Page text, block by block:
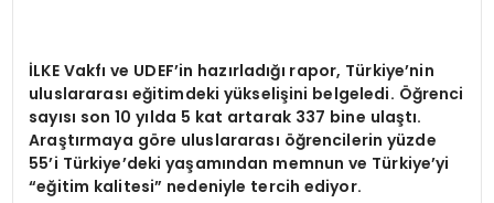
İLKE Vakfı ve UDEF’in hazırladığı rapor, Türkiye’nin
uluslararası eğitimdeki yükselişini belgeledi. Öğrenci
sayısı son 10 yılda 5 kat artarak 337 bine ulaştı.
Araştırmaya göre uluslararası öğrencilerin yüzde
55’i Türkiye’deki yaşamından memnun ve Türkiye’yi
“eğitim kalitesi” nedeniyle tercih ediyor.